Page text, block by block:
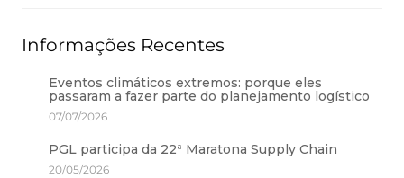
Informações Recentes
Eventos climáticos extremos: porque eles
passaram a fazer parte do planejamento logístico
07/07/2026
PGL participa da 22ª Maratona Supply Chain
20/05/2026